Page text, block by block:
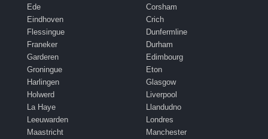
Ede
Eindhoven
Flessingue
Franeker
Garderen
Groningue
Harlingen
Holwerd
La Haye
Leeuwarden
Maastricht
Corsham
Crich
Dunfermline
Durham
Edimbourg
Eton
Glasgow
Liverpool
Llandudno
Londres
Manchester